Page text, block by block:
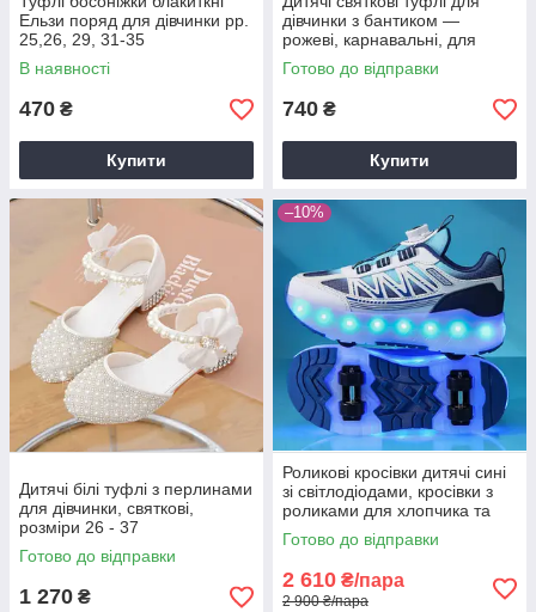
Ельзи поряд для дівчинки рр.
25,26, 29, 31-35
В наявності
470 ₴
Купити
дівчинки з бантиком —
рожеві, карнавальні, для
ранку, фотосесії та свят р.
26-35
Готово до відправки
740 ₴
Купити
Дитячі білі туфлі з перлинами
для дівчинки, святкові,
розміри 26 - 37
Готово до відправки
1 270 ₴
–10%
Роликові кросівки дитячі сині
зі світлодіодами, кросівки з
роликами для хлопчика та
дівчинки р. 30-40
Готово до відправки
2 610 ₴/пара
2 900 ₴/пара